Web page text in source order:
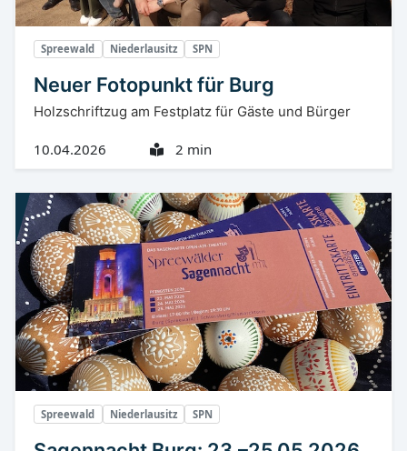
Spreewald Niederlausitz SPN
Neuer Fotopunkt für Burg
Holzschriftzug am Festplatz für Gäste und Bürger
10.04.2026 2 min
Spreewald Niederlausitz SPN